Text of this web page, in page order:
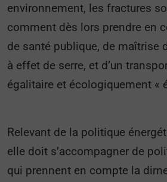
environnement, les fractures
comment dès lors prendre en
de santé publique, de maîtrise
à effet de serre, et d’un
égalitaire et écologiquement «
Relevant de la politique
elle doit s’accompagner de
qui prennent en compte la